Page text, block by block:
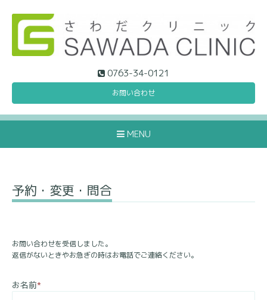
0763-34-0121
お問い合わせ
MENU
予約・変更・問合
お問い合わせを受信しました。
返信がないときやお急ぎの時はお電話でご連絡ください。
お名前*